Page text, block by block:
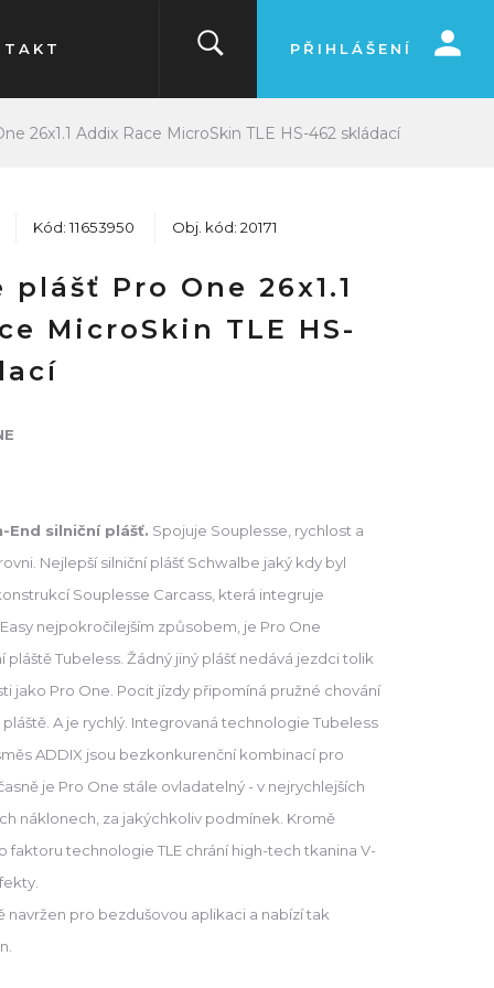
PŘIHLÁŠENÍ
26x1.1 Addix Race MicroSkin TLE HS-462 skládací
Kód: 11653950 Obj. kód: 20171
plášť Pro One 26x1.1
MicroSkin TLE HS-
End silniční plášť. Spojuje Souplesse, rychlost a
Nejlepší silniční plášť Schwalbe jaký kdy byl
Souplesse Carcass, která integruje
nejpokročilejším způsobem, je Pro One
Tubeless. Žádný jiný plášť nedává jezdci tolik
jako Pro One. Pocit jízdy připomíná pružné chování
A je rychlý. Integrovaná technologie Tubeless
ADDIX jsou bezkonkurenční kombinací pro
je Pro One stále ovladatelný - v nejrychlejších
náklonech, za jakýchkoliv podmínek. Kromě
faktoru technologie TLE chrání high-tech tkanina V-
navržen pro bezdušovou aplikaci a nabízí tak